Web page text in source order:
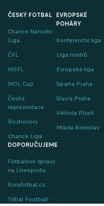
ČESKÝ FOTBAL
Chance Národní
Liga
ČFL
MSFL
MOL Cup
Česká
reprezentace
Rozhovory
Chance Liga
EVROPSKÉ
POHÁRY
Konferenční liga
Liga mistrů
Evropská liga
Sparta Praha
Slavia Praha
Viktoria Plzeň
Mladá Boleslav
DOPORUČUJEME
Fotbalové zprávy
na Livesportu
Eurofotbal.cz
Tribal Football -